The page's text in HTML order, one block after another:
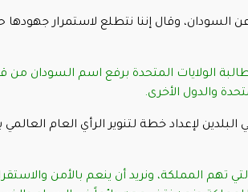
السودان، وقال إننا نتطلع لاستمرار
الولايات المتحدة برفع اسم السودان من
والدول الأخرى.
لإعداد خطة لتنوير الرأي العام
تهم المملكة، ونريد أن ينعم بالأمن